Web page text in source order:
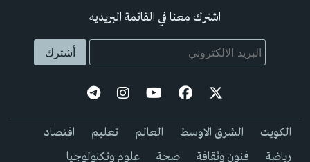
اشترك معنا في القائمة البريديه
الكويت الشرق الاوسط العالم تعليم
اقتصاد
رياضة
فنون وثقافة صحة علوم وتكنولوجيا